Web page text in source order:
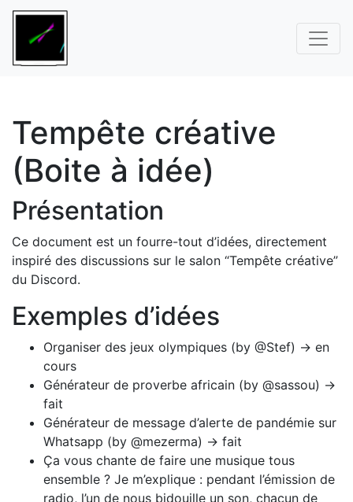
Tempête créative
(Boite à idée)
Présentation
Ce document est un fourre-tout d’idées, directement
inspiré des discussions sur le salon “Tempête créative”
du Discord.
Exemples d’idées
Organiser des jeux olympiques (by @Stef) -> en
cours
Générateur de proverbe africain (by @sassou) ->
fait
Générateur de message d’alerte de pandémie sur
Whatsapp (by @mezerma) -> fait
Ça vous chante de faire une musique tous
ensemble ? Je m’explique : pendant l’émission de
radio, l’un de nous bidouille un son, chacun de